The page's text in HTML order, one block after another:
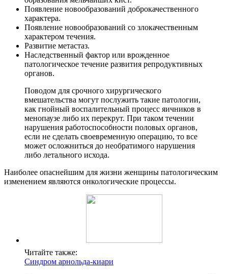
Появление новообразований доброкачественного
характера.
Появление новообразований со злокачественным
характером течения.
Развитие метастаз.
Наследственный фактор или врожденное
патологическое течение развития репродуктивных
органов.
Поводом для срочного хирургического
вмешательства могут послужить такие патологии,
как гнойный воспалительный процесс яичников в
менопаузе либо их перекрут. При таком течении
нарушения работоспособности половых органов,
если не сделать своевременную операцию, то все
может осложниться до необратимого нарушения
либо летального исхода.
Наиболее опаснейшим для жизни женщины патологическим
изменением являются онкологические процессы.
Читайте также:
Синдром арнольда-киари